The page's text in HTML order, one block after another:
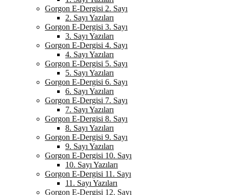
Gorgon E-Dergisi 2. Sayı
2. Sayı Yazıları
Gorgon E-Dergisi 3. Sayı
3. Sayı Yazıları
Gorgon E-Dergisi 4. Sayı
4. Sayı Yazıları
Gorgon E-Dergisi 5. Sayı
5. Sayı Yazıları
Gorgon E-Dergisi 6. Sayı
6. Sayı Yazıları
Gorgon E-Dergisi 7. Sayı
7. Sayı Yazıları
Gorgon E-Dergisi 8. Sayı
8. Sayı Yazıları
Gorgon E-Dergisi 9. Sayı
9. Sayı Yazıları
Gorgon E-Dergisi 10. Sayı
10. Sayı Yazıları
Gorgon E-Dergisi 11. Sayı
11. Sayı Yazıları
Gorgon E-Dergisi 12. Sayı